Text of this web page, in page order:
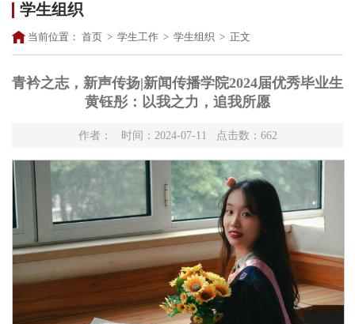
学生组织
当前位置： 首页 > 学生工作 > 学生组织 > 正文
青衿之志，新声传扬|新闻传播学院2024届优秀毕业生
黄钰彤：以我之力，追我所愿
作者： 时间：2024-07-11 点击数： 662